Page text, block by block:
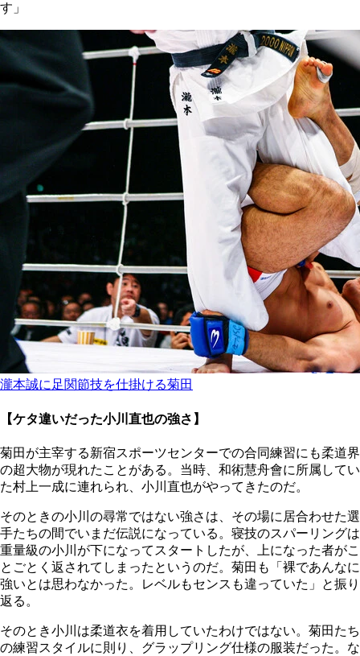
す」
瀧本誠に足関節技を仕掛ける菊田
【ケタ違いだった小川直也の強さ】
菊田が主宰する新宿スポーツセンターでの合同練習にも柔道界
の超大物が現れたことがある。当時、和術慧舟會に所属してい
た村上一成に連れられ、小川直也がやってきたのだ。
そのときの小川の尋常ではない強さは、その場に居合わせた選
手たちの間でいまだ伝説になっている。寝技のスパーリングは
重量級の小川が下になってスタートしたが、上になった者がこ
とごとく返されてしまったというのだ。菊田も「裸であんなに
強いとは思わなかった。レベルもセンスも違っていた」と振り
返る。
そのとき小川は柔道衣を着用していたわけではない。菊田たち
の練習スタイルに則り、グラップリング仕様の服装だった。な